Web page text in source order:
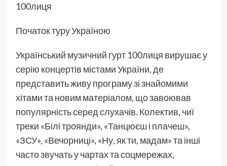
100лиця
Початок туру Україною
Український музичний гурт 100лиця вирушає у
серію концертів містами України, де
представить живу програму зі знайомими
хітами та новим матеріалом, що завоював
популярність серед слухачів. Колектив, чиї
треки «Білі троянди», «Танцюєш і плачеш»,
«ЗСУ», «Вечорниці», «Ну, як ти, мадам» та інші
часто звучать у чартах та соцмережах,